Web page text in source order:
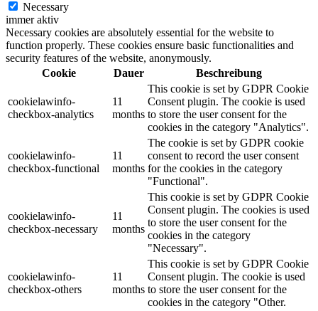
Necessary
immer aktiv
Necessary cookies are absolutely essential for the website to
function properly. These cookies ensure basic functionalities and
security features of the website, anonymously.
Cookie
Dauer Beschreibung
cookielawinfo-
checkbox-analytics
11
months
This cookie is set by GDPR Cookie
Consent plugin. The cookie is used
to store the user consent for the
cookies in the category "Analytics".
cookielawinfo-
checkbox-functional
11
months
The cookie is set by GDPR cookie
consent to record the user consent
for the cookies in the category
"Functional".
cookielawinfo-
checkbox-necessary
11
months
This cookie is set by GDPR Cookie
Consent plugin. The cookies is used
to store the user consent for the
cookies in the category
"Necessary".
cookielawinfo-
checkbox-others
11
months
This cookie is set by GDPR Cookie
Consent plugin. The cookie is used
to store the user consent for the
cookies in the category "Other.